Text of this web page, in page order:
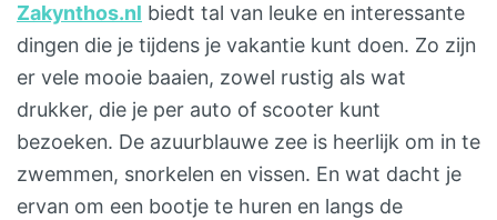
Zakynthos.nl biedt tal van leuke en interessante
dingen die je tijdens je vakantie kunt doen. Zo zijn
er vele mooie baaien, zowel rustig als wat
drukker, die je per auto of scooter kunt
bezoeken. De azuurblauwe zee is heerlijk om in te
zwemmen, snorkelen en vissen. En wat dacht je
ervan om een bootje te huren en langs de